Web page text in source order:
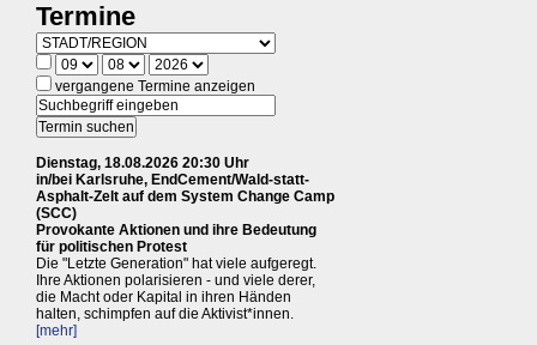
Termine
vergangene Termine anzeigen
Dienstag, 18.08.2026 20:30 Uhr
in/bei Karlsruhe, EndCement/Wald-statt-
Asphalt-Zelt auf dem System Change Camp
(SCC)
Provokante Aktionen und ihre Bedeutung
für politischen Protest
Die "Letzte Generation" hat viele aufgeregt.
Ihre Aktionen polarisieren - und viele derer,
die Macht oder Kapital in ihren Händen
halten, schimpfen auf die Aktivist*innen.
[mehr]